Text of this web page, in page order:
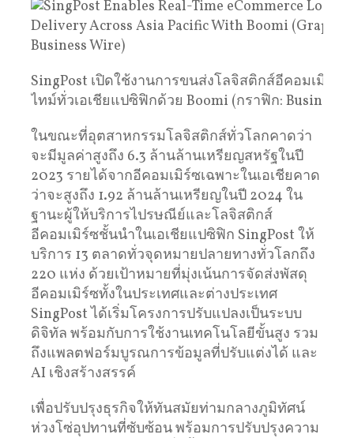
SingPost เปิดใช้งานการขนส่งโลจิสติกส์อีคอมเมิร์ซ
ไทม์ทั่วเอเชียแปซิฟิกด้วย Boomi (กราฟิก: Business
ในขณะที่อุตสาหกรรมโลจิสติกส์ทั่วโลกคาดว่า
จะมีมูลค่าสูงถึง 6.3 ล้านล้านเหรียญสหรัฐในปี
2023 รายได้จากอีคอมเมิร์ซเฉพาะในเอเชียคาด
ว่าจะสูงถึง 1.92 ล้านล้านเหรียญในปี 2024 ใน
ฐานะผู้ให้บริการไปรษณีย์และโลจิสติกส์
อีคอมเมิร์ซชั้นนำในเอเชียแปซิฟิก SingPost ให้
บริการ 13 ตลาดทั่วจุดหมายปลายทางทั่วโลกถึง
220 แห่ง ด้วยเป้าหมายที่มุ่งเน้นการจัดส่งพัสดุ
อีคอมเมิร์ซทั้งในประเทศและต่างประเทศ
SingPost ได้เริ่มโครงการปรับแปลงเป็นระบบ
ดิจิทัล พร้อมกับการใช้งานเทคโนโลยีขั้นสูง รวม
ถึงแพลตฟอร์มบูรณการข้อมูลที่ปรับแต่งได้ และ
AI เชิงสร้างสรรค์
เพื่อปรับปรุงธุรกิจให้ทันสมัยท่ามกลางภูมิทัศน์
ห่วงโซ่อุปทานที่ซับซ้อน พร้อมการปรับปรุงความ